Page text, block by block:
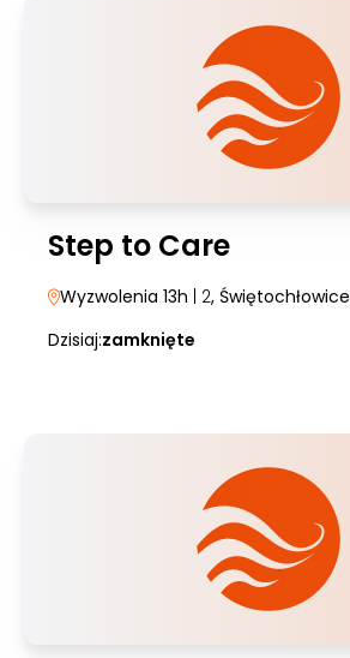
Step to Care
Wyzwolenia 13h | 2, Świętochłowice
Dzisiaj:zamknięte